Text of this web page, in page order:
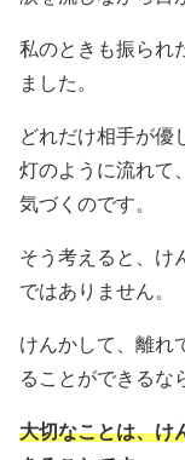
私のときも振られ
ました。
どれだけ相手が優
灯のように流れて
気づくのです。
そう考えると、け
ではありません。
けんかして、離れ
ることができるな
大切なことは、け